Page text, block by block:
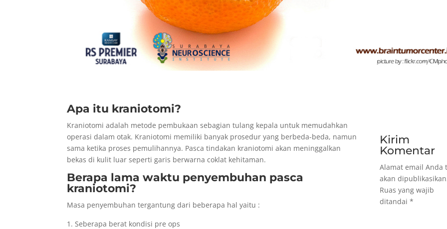
Apa itu kraniotomi?
Kraniotomi adalah metode pembukaan sebagian tulang kepala untuk memudahkan
operasi dalam otak. Kraniotomi memiliki banyak prosedur yang berbeda-beda, namun
sama ketika proses pemulihannya. Pasca tindakan kraniotomi akan meninggalkan
bekas di kulit luar seperti garis berwarna coklat kehitaman.
Berapa lama waktu penyembuhan pasca
kraniotomi?
Masa penyembuhan tergantung dari beberapa hal yaitu :
Seberapa berat kondisi pre ops
Kirim
Komentar
Alamat email Anda
akan
Ruas yang wajib
ditandai *